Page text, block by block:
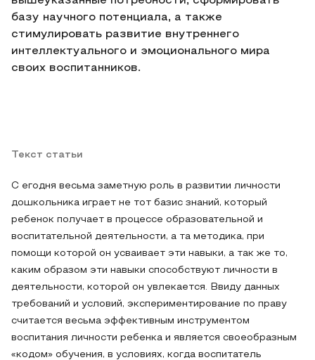
базу научного потенциала, а также
стимулировать развитие внутреннего
интеллектуального и эмоционального мира
своих воспитанников.
Текст статьи
С егодня весьма заметную роль в развитии личности
дошкольника играет не тот базис знаний, который
ребенок получает в процессе образовательной и
воспитательной деятельности, а та методика, при
помощи которой он усваивает эти навыки, а так же то,
каким образом эти навыки способствуют личности в
деятельности, которой он увлекается. Ввиду данных
требований и условий, экспериментирование по праву
считается весьма эффективным инструментом
воспитания личности ребенка и является своеобразным
«кодом» обучения, в условиях, когда воспитатель